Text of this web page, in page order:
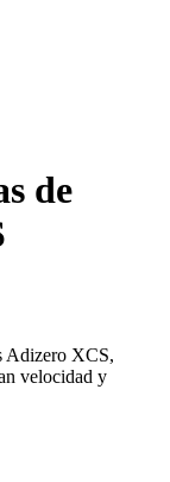
de
Adizero XCS,
velocidad y